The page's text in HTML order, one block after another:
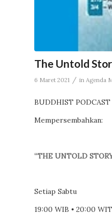
The Untold
6 Maret 2021 / in Agenda
BUDDHIST PODCAST
Mempersembahkan:
“THE UNTOLD
Setiap Sabtu
19:00 WIB • 20:00